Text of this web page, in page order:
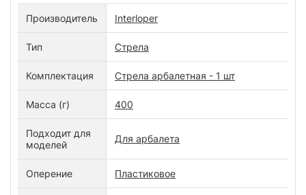
Производитель Interloper
Тип Стрела
Комплектация Стрела арбалетная - 1 шт
Масса (г) 400
Подходит для
моделей
Для арбалета
Оперение Пластиковое